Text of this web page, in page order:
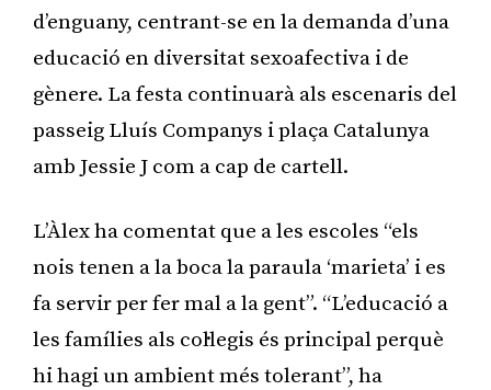
d’enguany, centrant-se en la demanda d’una
educació en diversitat sexoafectiva i de
gènere. La festa continuarà als escenaris del
passeig Lluís Companys i plaça Catalunya
amb Jessie J com a cap de cartell.
L’Àlex ha comentat que a les escoles “els
nois tenen a la boca la paraula ‘marieta’ i es
fa servir per fer mal a la gent”. “L’educació a
les famílies als col·legis és principal perquè
hi hagi un ambient més tolerant”, ha